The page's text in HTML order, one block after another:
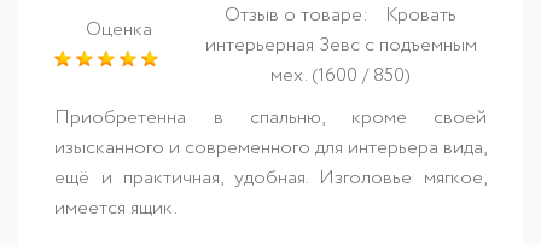
Оценка
Отзыв о товаре:
Кровать
интерьерная Зевс с подъемным
мех. (1600 / 850)
Приобретенна в спальню, кроме своей
изысканного и современного для интерьера вида,
ещё и практичная, удобная. Изголовье мягкое,
имеется ящик.